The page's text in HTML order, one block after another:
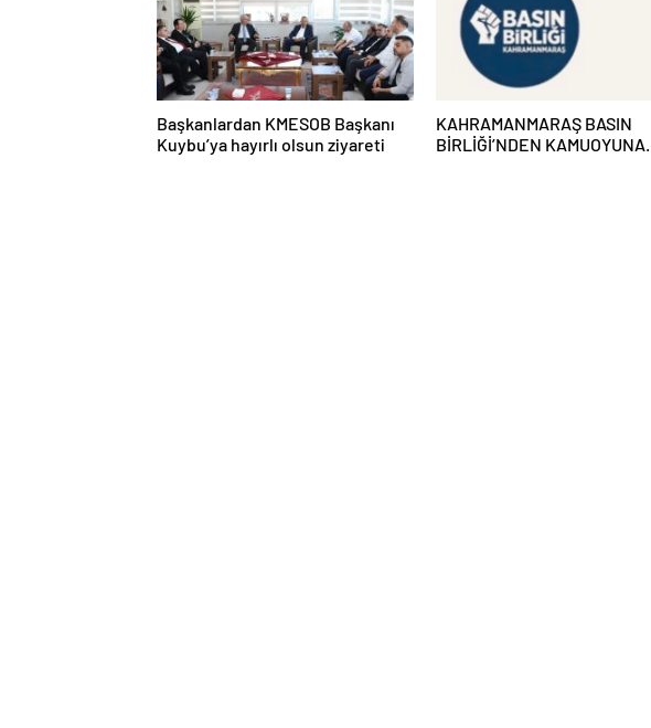
Başkanlardan KMESOB Başkanı
Kuybu’ya hayırlı olsun ziyareti
KAHRAMANMARAŞ BASIN
BİRLİĞİ’NDEN KAMUOYUNA